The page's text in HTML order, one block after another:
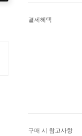
결제혜택
구매 시 참고사항